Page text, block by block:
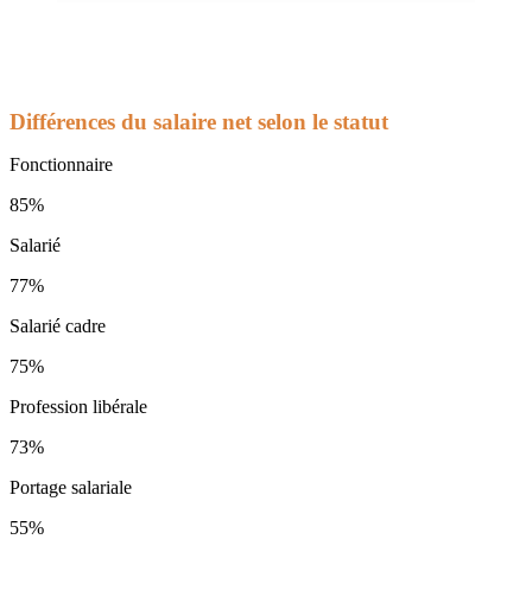
Différences du salaire net selon le statut
Fonctionnaire
85%
Salarié
77%
Salarié cadre
75%
Profession libérale
73%
Portage salariale
55%